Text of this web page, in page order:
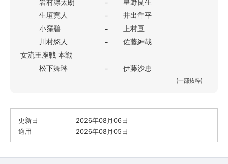
岩村凛太朗
-
星野良生
生垣寛人
-
井出隼平
小窪碧
-
上村亘
川村悠人
-
佐藤紳哉
女流王座戦 本戦
松下舞琳
- 伊藤沙恵
(一部抜粋)
更新日
2026年08月06日
適用
2026年08月05日